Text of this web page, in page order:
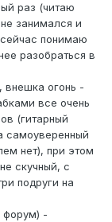
раз (читаю
занимался и
понимаю
разобраться в
внешка огонь -
все очень
(гитарный
самоуверенный
нет), при этом
скучный, с
подруги на
форум) -